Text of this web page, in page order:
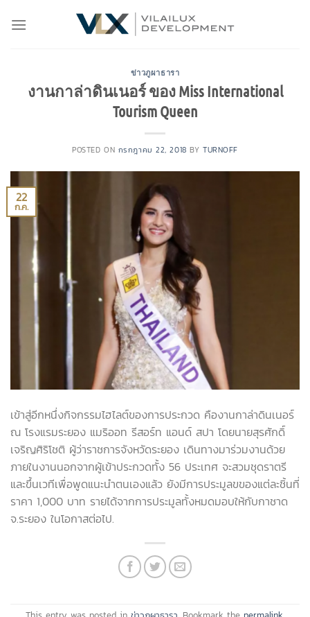
ข่าวภูผาธารา
งานกาล่าดินเนอร์ ของ Miss International
Tourism Queen
POSTED ON กรกฎาคม 22, 2018 BY TURNOFF
22
ก.ค.
เข้าสู่อีกหนึ่งกิจกรรมไฮไลต์ของการประกวด คืองานกาล่าดินเนอร์
ณ โรงแรมระยอง แมริออท รีสอร์ท แอนด์ สปา โดยนายสุรศักดิ์
เจริญศิริโชติ ผู้ว่าราชการจังหวัดระยอง เดินทางมาร่วมงานด้วย
ภายในงานนอกจากผู้เข้าประกวดทั้ง 56 ประเทศ จะสวมชุดราตรี
และขึ้นเวทีเพื่อพูดแนะนำตนเองแล้ว ยังมีการประมูลขของแต่ละชิ้นที่
ราคา 1,000 บาท รายได้จากการประมูลทั้งหมดมอบให้กับกาชาด
จ.ระยอง ในโอกาสต่อไป.